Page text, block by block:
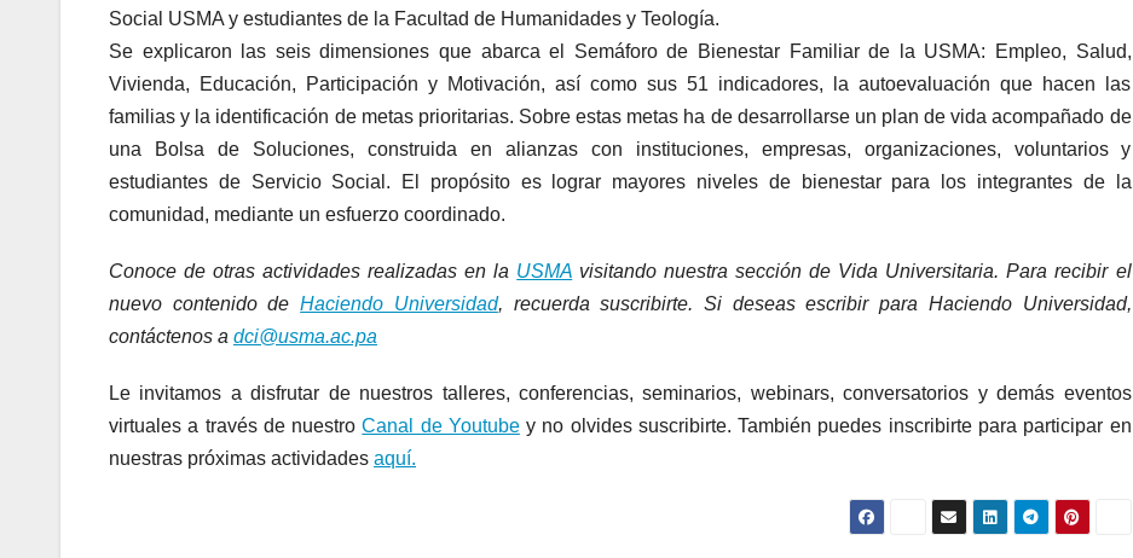
Social USMA y estudiantes de la Facultad de Humanidades y Teología.
Se explicaron las seis dimensiones que abarca el Semáforo de Bienestar Familiar de la USMA: Empleo, Salud,
Vivienda, Educación, Participación y Motivación, así como sus 51 indicadores, la autoevaluación que hacen las
familias y la identificación de metas prioritarias. Sobre estas metas ha de desarrollarse un plan de vida acompañado de
una Bolsa de Soluciones, construida en alianzas con instituciones, empresas, organizaciones, voluntarios y
estudiantes de Servicio Social. El propósito es lograr mayores niveles de bienestar para los integrantes de la
comunidad, mediante un esfuerzo coordinado.
Conoce de otras actividades realizadas en la USMA visitando nuestra sección de Vida Universitaria. Para recibir el
nuevo contenido deHaciendo Universidad, recuerda suscribirte. Si deseas escribir para Haciendo Universidad,
contáctenos a dci@usma.ac.pa
Le invitamos a disfrutar de nuestros talleres, conferencias, seminarios, webinars, conversatorios y demás eventos
virtuales a través de nuestroCanal de Youtubey no olvides suscribirte. También puedes inscribirte para participar en
nuestras próximas actividades aquí.